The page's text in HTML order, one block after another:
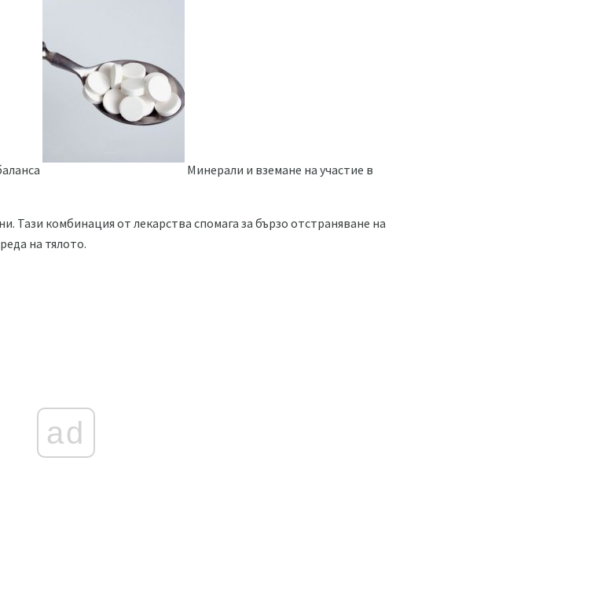
Минерали и вземане на участие в
Тази комбинация от лекарства спомага за бързо отстраняване на
на тялото.
ad